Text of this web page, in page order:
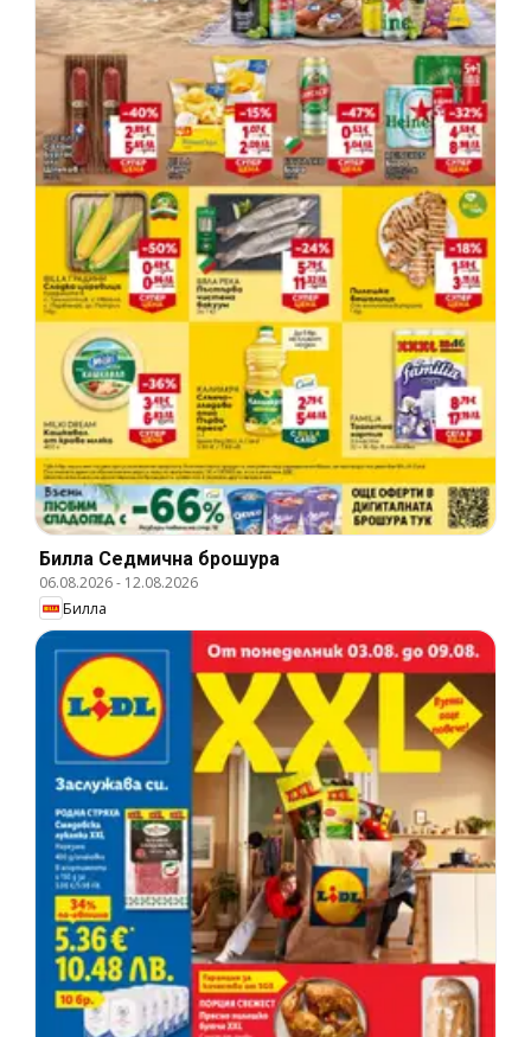
Билла Cедмична брошура
06.08.2026- 12.08.2026
Билла